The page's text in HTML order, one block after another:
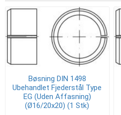
Bøsning DIN 1498
Ubehandlet Fjederstål Type
EG (Uden Affasning)
(Ø16/20x20) (1 Stk)